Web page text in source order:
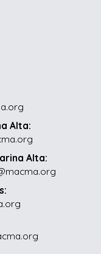
Alta:
Alta: